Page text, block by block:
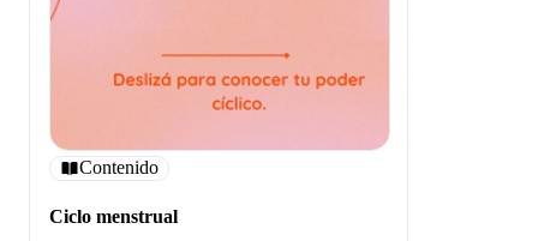
Contenido
Ciclo menstrual